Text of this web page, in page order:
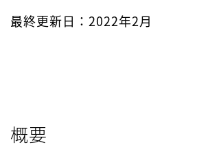
最終更新日：2022年2月
概要